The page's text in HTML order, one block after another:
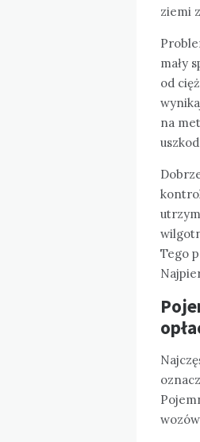
ziemi
mały
od
na
Tego